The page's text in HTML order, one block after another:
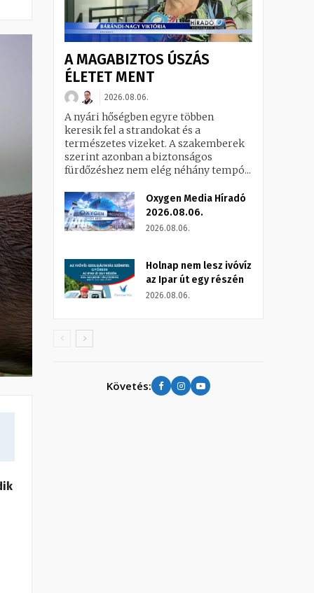
A MAGABIZTOS ÚSZÁS
ÉLETET MENT
2026.08.06.
A nyári hőségben egyre többen
keresik fel a strandokat és a
természetes vizeket. A szakemberek
szerint azonban a biztonságos
fürdőzéshez nem elég néhány tempó...
Oxygen Media Híradó
2026.08.06.
2026.08.06.
Holnap nem lesz ivóvíz
az Ipar út egy részén
2026.08.06.
Követés: